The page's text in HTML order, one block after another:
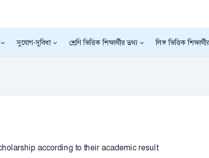
সুযোগ-সুবিধা শ্রেণি ভিত্তিক শিক্ষার্থীর তথ্য লিঙ্গ ভিত্তিক
according to their academic result